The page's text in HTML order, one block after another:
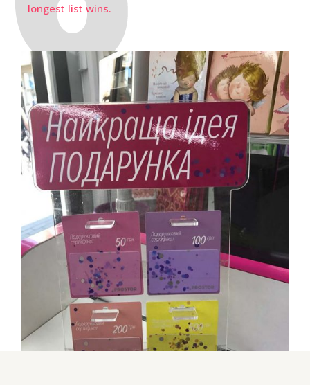
longest list wins.